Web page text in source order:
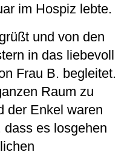
im Hospiz lebte.
und von den
in das liebevoll
Frau B. begleitet.
Raum zu
der Enkel waren
es losgehen